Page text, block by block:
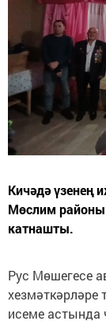
Кичәдә үзенең
Мөслим
катнашты.
Рус Мөшегесе
хезмәткәрләре
исеме астында